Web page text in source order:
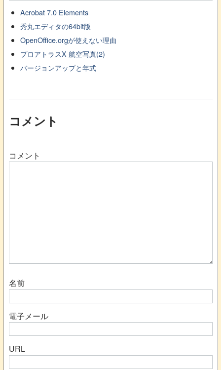
Acrobat 7.0 Elements
秀丸エディタの64bit版
OpenOffice.orgが使えない理由
プロアトラスX 航空写真(2)
バージョンアップと年式
コメント
コメント
名前
電子メール
URL